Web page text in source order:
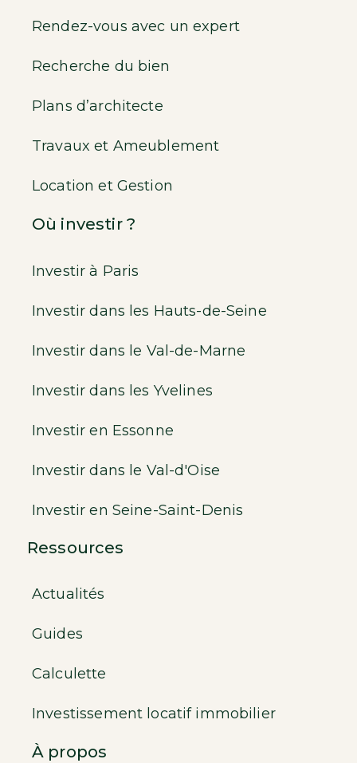
Rendez-vous avec un expert
Recherche du bien
Plans d’architecte
Travaux et Ameublement
Location et Gestion
Où investir ?
Investir à Paris
Investir dans les Hauts-de-Seine
Investir dans le Val-de-Marne
Investir dans les Yvelines
Investir en Essonne
Investir dans le Val-d'Oise
Investir en Seine-Saint-Denis
Ressources
Actualités
Guides
Calculette
Investissement locatif immobilier
À propos